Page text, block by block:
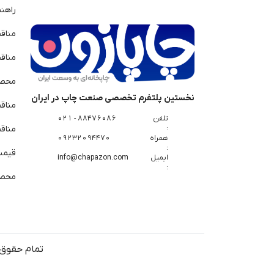
نخستین پلتفرم تخصصی صنعت چاپ در ایران
تلفن
:
88476086 - 021
همراه
:
09232094470
ایمیل
:
info@chapazon.com
تمام